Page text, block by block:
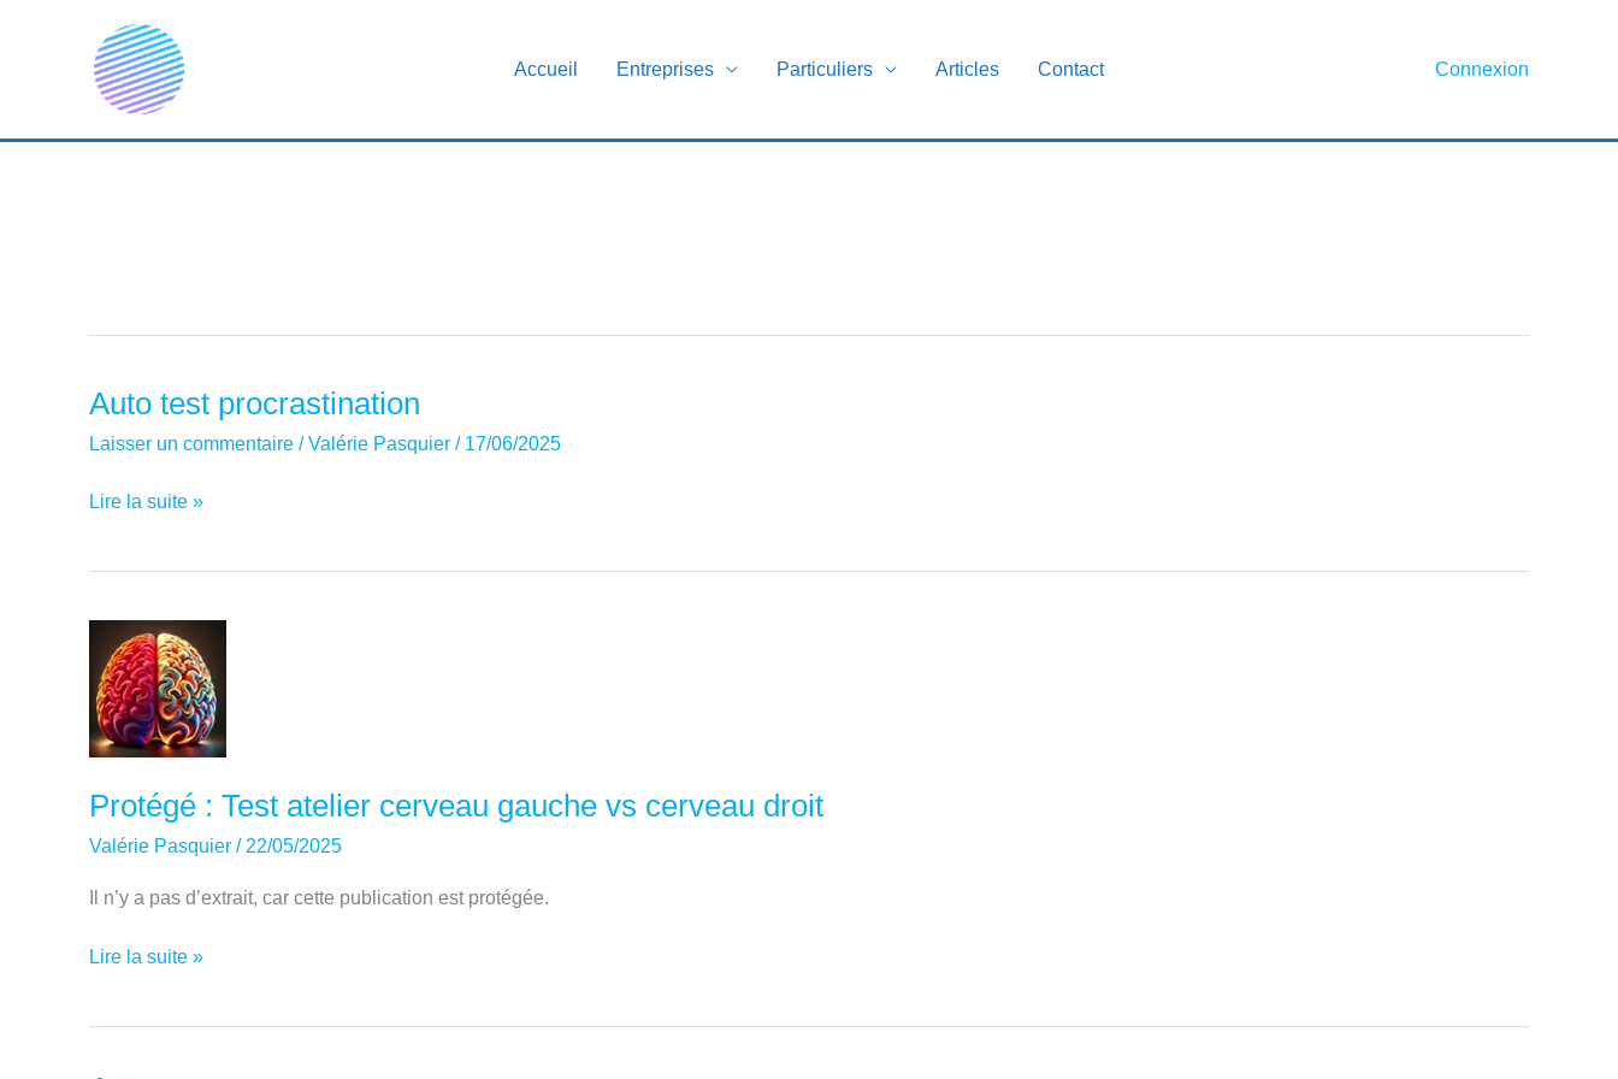
Accueil Entreprises Particuliers Articles Contact Connexion
Auto test procrastination
Laisser un commentaire /Valérie Pasquier / 17/06/2025
Auto
Lire la suite »
Protégé : Test atelier cerveau gauche vs cerveau droit
Valérie Pasquier / 22/05/2025
Il n’y a pas d’extrait, car cette publication est protégée.
Protégé :
Lire la suite »